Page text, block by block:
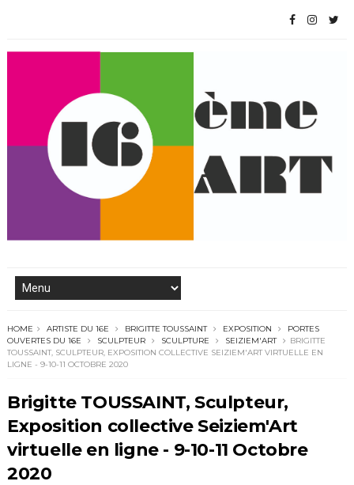
HOME ARTISTE DU 16E BRIGITTE TOUSSAINT EXPOSITION
PORTES
OUVERTES DU 16E
SCULPTEUR SCULPTURE SEIZIEM'ART
BRIGITTE
TOUSSAINT, SCULPTEUR, EXPOSITION COLLECTIVE SEIZIEM'ART VIRTUELLE EN
LIGNE - 9-10-11 OCTOBRE 2020
Brigitte TOUSSAINT, Sculpteur,
Exposition collective Seiziem'Art
virtuelle en ligne - 9-10-11 Octobre
2020